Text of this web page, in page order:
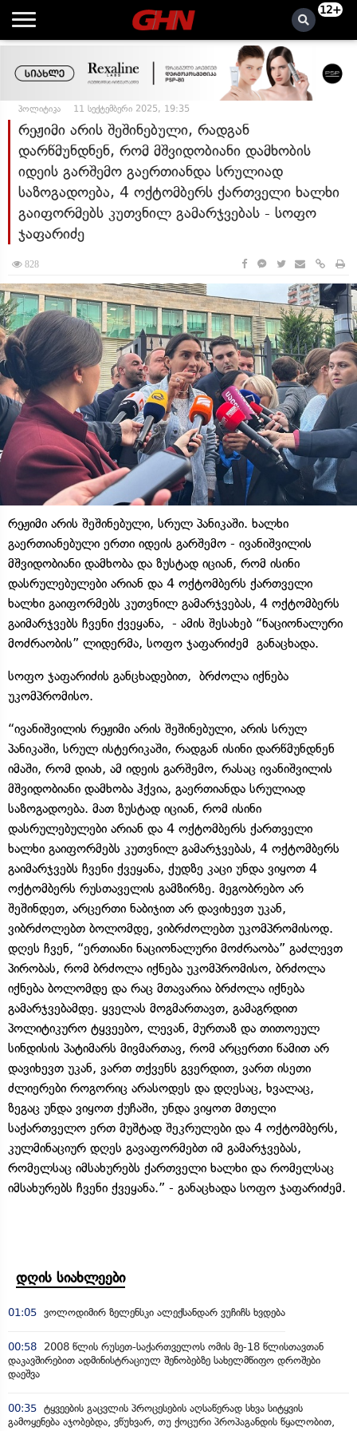
12+
პოლიტიკა 11 სექტემბერი 2025, 19:35
რეჟიმი არის შეშინებული, რადგან
დარწმუნდნენ, რომ მშვიდობიანი დამხობის
იდეის გარშემო გაერთიანდა სრულიად
საზოგადოება, 4 ოქტომბერს ქართველი ხალხი
გაიფორმებს კუთვნილ გამარჯვებას - სოფო
ჯაფარიძე
828
რეჟიმი არის შეშინებული, სრულ პანიკაში. ხალხი
გაერთიანებული ერთი იდეის გარშემო - ივანიშვილის
მშვიდობიანი დამხობა და ზუსტად იციან, რომ ისინი
დასრულებულები არიან და 4 ოქტომბერს ქართველი
ხალხი გაიფორმებს კუთვნილ გამარჯვებას, 4 ოქტომბერს
გაიმარჯვებს ჩვენი ქვეყანა, - ამის შესახებ “ნაციონალური
მოძრაობის” ლიდერმა, სოფო ჯაფარიძემ განაცხადა.
სოფო ჯაფარიძის განცხადებით, ბრძოლა იქნება
უკომპრომისო.
“ივანიშვილის რეჟიმი არის შეშინებული, არის სრულ
პანიკაში, სრულ ისტერიკაში, რადგან ისინი დარწმუნდნენ
იმაში, რომ დიახ, ამ იდეის გარშემო, რასაც ივანიშვილის
მშვიდობიანი დამხობა ჰქვია, გაერთიანდა სრულიად
საზოგადოება. მათ ზუსტად იციან, რომ ისინი
დასრულებულები არიან და 4 ოქტომბერს ქართველი
ხალხი გაიფორმებს კუთვნილ გამარჯვებას, 4 ოქტომბერს
გაიმარჯვებს ჩვენი ქვეყანა, ქუდზე კაცი უნდა ვიყოთ 4
ოქტომბერს რუსთაველის გამზირზე. მეგობრებო არ
შეშინდეთ, არცერთი ნაბიჯით არ დავიხევთ უკან,
ვიბრძოლებთ ბოლომდე, ვიბრძოლებთ უკომპრომისოდ.
დღეს ჩვენ, “ერთიანი ნაციონალური მოძრაობა” გაძლევთ
პირობას, რომ ბრძოლა იქნება უკომპრომისო, ბრძოლა
იქნება ბოლომდე და რაც მთავარია ბრძოლა იქნება
გამარჯვებამდე. ყველას მოგმართავთ, გამაგრდით
პოლიტიკურო ტყვეებო, ლევან, მურთაზ და თითოეულ
სინდისის პატიმარს მივმართავ, რომ არცერთი წამით არ
დავიხევთ უკან, ვართ თქვენს გვერდით, ვართ ისეთი
ძლიერები როგორიც არასოდეს და დღესაც, ხვალაც,
ზეგაც უნდა ვიყოთ ქუჩაში, უნდა ვიყოთ მთელი
საქართველო ერთ მუშტად შეკრულები და 4 ოქტომბერს,
კულმინაციურ დღეს გავაფორმებთ იმ გამარჯვებას,
რომელსაც იმსახურებს ქართველი ხალხი და რომელსაც
იმსახურებს ჩვენი ქვეყანა.” - განაცხადა სოფო ჯაფარიძემ.
დღის სიახლეები
01:05 ვოლოდიმირ ზელენსკი ალექსანდარ ვუჩიჩს ხვდება
00:58
2008 წლის რუსეთ-საქართველოს ომის მე-18 წლისთავთან
დაკავშირებით ადმინისტრაციულ შენობებზე სახელმწიფო დროშები
დაეშვა
00:35 ტყვეების გაცვლის პროცესების აღსაწერად სხვა სიტყვის
გამოყენება აჯობებდა, ვწუხვარ, თუ ქოცური პროპაგანდის წყალობით,